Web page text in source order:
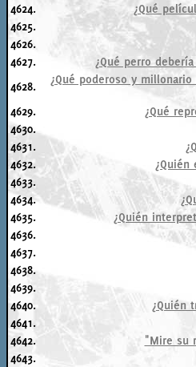
4624.
¿Qué
4625.
4626.
4627.
¿Qué perro
4628.
¿Qué poderoso y
4629.
¿Qué
4630.
4631.
4632.
¿Quién
4633.
4634.
4635.
¿Quién
4636.
4637.
4638.
4639.
4640.
¿Quién
4641.
4642.
"Mire su
4643.